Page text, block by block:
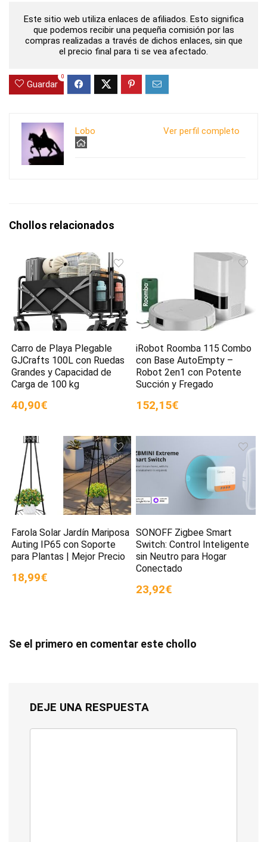
Este sitio web utiliza enlaces de afiliados. Esto significa
que podemos recibir una pequeña comisión por las
compras realizadas a través de dichos enlaces, sin que
el precio final para ti se vea afectado.
Guardar
0
Ver perfil completo
Lobo
Chollos relacionados
Carro de Playa Plegable
GJCrafts 100L con Ruedas
Grandes y Capacidad de
Carga de 100 kg
40,90€
iRobot Roomba 115 Combo
con Base AutoEmpty –
Robot 2en1 con Potente
Succión y Fregado
152,15€
Farola Solar Jardín Mariposa
Auting IP65 con Soporte
para Plantas | Mejor Precio
18,99€
SONOFF Zigbee Smart
Switch: Control Inteligente
sin Neutro para Hogar
Conectado
23,92€
Se el primero en comentar este chollo
DEJE UNA RESPUESTA